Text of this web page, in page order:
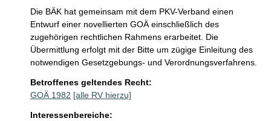
Die BÄK hat gemeinsam mit dem PKV-Verband einen
Entwurf einer novellierten GOÄ einschließlich des
zugehörigen rechtlichen Rahmens erarbeitet. Die
Übermittlung erfolgt mit der Bitte um zügige Einleitung des
notwendigen Gesetzgebungs- und Verordnungsverfahrens.
Betroffenes geltendes Recht:
GOÄ 1982 [alle RV hierzu]
Interessenbereiche: